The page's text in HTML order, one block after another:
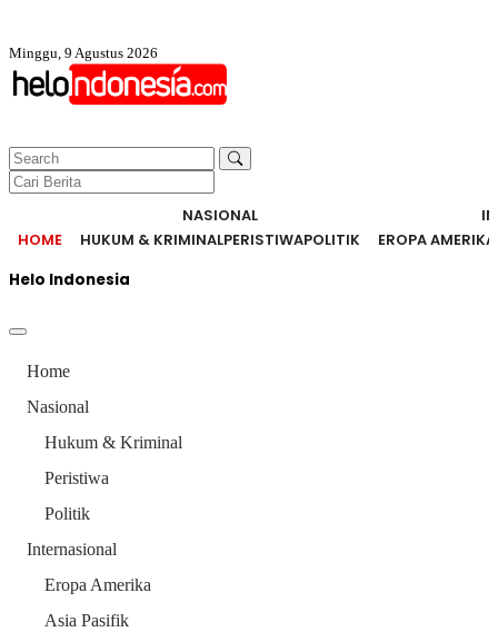
Minggu, 9 Agustus 2026
HOME
NASIONAL
HUKUM & KRIMINALPERISTIWAPOLITIK
EROPA AMERIKA
Helo Indonesia
Home
Nasional
Hukum & Kriminal
Peristiwa
Politik
Internasional
Eropa Amerika
Asia Pasifik